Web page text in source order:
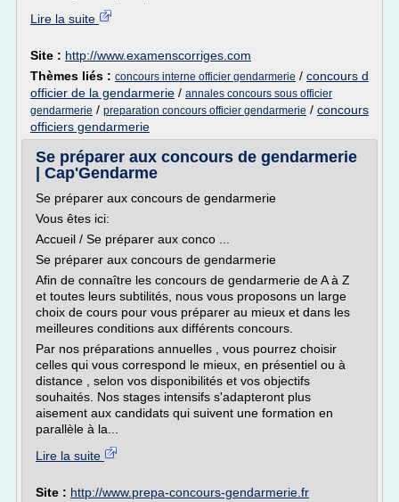
Lire la suite
Site : http://www.examenscorriges.com
Thèmes liés : concours interne officier gendarmerie / concours d
officier de la gendarmerie / annales concours sous officier
gendarmerie / preparation concours officier gendarmerie / concours
officiers gendarmerie
Se préparer aux concours de gendarmerie
| Cap'Gendarme
Se préparer aux concours de gendarmerie
Vous êtes ici:
Accueil / Se préparer aux conco ...
Se préparer aux concours de gendarmerie
Afin de connaître les concours de gendarmerie de A à Z
et toutes leurs subtilités, nous vous proposons un large
choix de cours pour vous préparer au mieux et dans les
meilleures conditions aux différents concours.
Par nos préparations annuelles , vous pourrez choisir
celles qui vous correspond le mieux, en présentiel ou à
distance , selon vos disponibilités et vos objectifs
souhaités. Nos stages intensifs s'adapteront plus
aisement aux candidats qui suivent une formation en
parallèle à la...
Lire la suite
Site : http://www.prepa-concours-gendarmerie.fr